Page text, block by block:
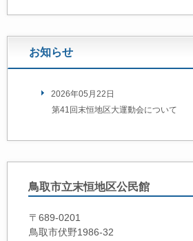
お知らせ
2026年05月22日
第41回末恒地区大運動会について
鳥取市立末恒地区公民館
〒689-0201
鳥取市伏野1986-32